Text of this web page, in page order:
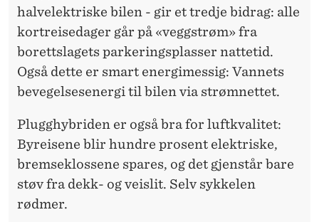
halvelektriske bilen - gir et tredje bidrag: alle
kortreisedager går på «veggstrøm» fra
borettslagets parkeringsplasser nattetid.
Også dette er smart energimessig: Vannets
bevegelsesenergi til bilen via strømnettet.
Plugghybriden er også bra for luftkvalitet:
Byreisene blir hundre prosent elektriske,
bremseklossene spares, og det gjenstår bare
støv fra dekk- og veislit. Selv sykkelen
rødmer.